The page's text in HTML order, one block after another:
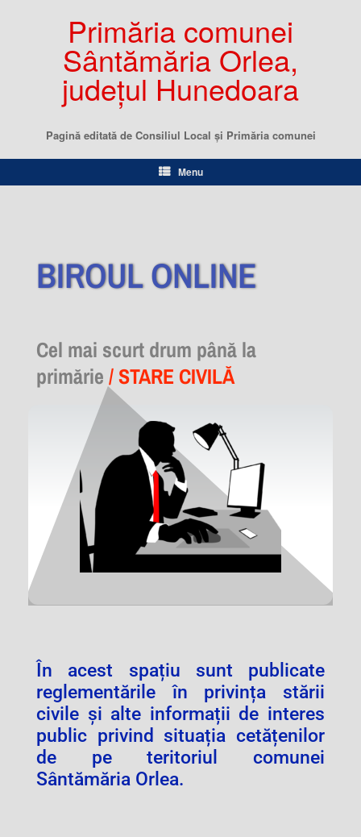
Primăria comunei
Sântămăria Orlea,
județul Hunedoara
Pagină editată de Consiliul Local şi Primăria comunei
Menu
BIROUL ONLINE
Cel mai scurt drum până la
primărie / STARE CIVILĂ
În acest spațiu sunt publicate
reglementările în privința stării
civile și alte informații de interes
public privind situația cetățenilor
de pe teritoriul comunei
Sântămăria Orlea.